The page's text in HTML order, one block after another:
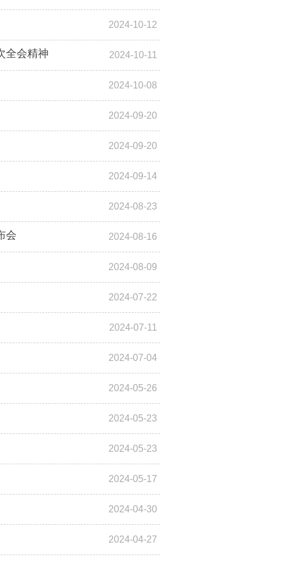
2024-10-12
全会精神 2024-10-11
2024-10-08
2024-09-20
2024-09-20
2024-09-14
2024-08-23
会 2024-08-16
2024-08-09
2024-07-22
2024-07-11
2024-07-04
2024-05-26
2024-05-23
2024-05-23
2024-05-17
2024-04-30
2024-04-27